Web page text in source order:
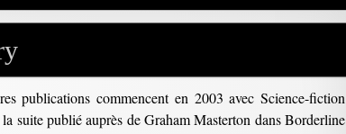
publications commencent en 2003 avec Science-fiction
suite publié auprès de Graham Masterton dans Borderline